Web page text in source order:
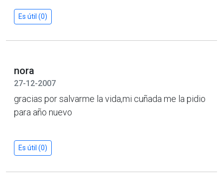
Es útil (0)
nora
27-12-2007
gracias por salvarme la vida,mi cuñada me la pidio
para año nuevo
Es útil (0)